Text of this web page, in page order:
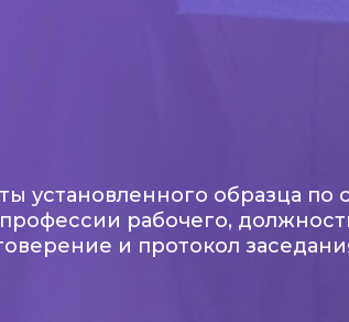
установленного образца по
рабочего,
и протокол